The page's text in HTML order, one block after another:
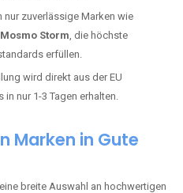
nur zuverlässige Marken wie
Mosmo Storm, die höchste
erfüllen.
wird direkt aus der EU
in nur 1-3 Tagen erhalten.
Marken in Gute
breite Auswahl an hochwertigen